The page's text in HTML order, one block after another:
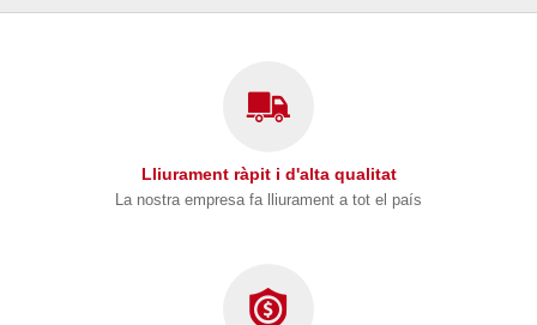
Lliurament ràpit i d'alta qualitat
La nostra empresa fa lliurament a tot el país